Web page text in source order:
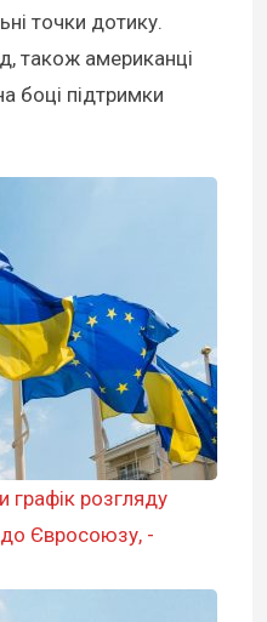
точки дотику.
також американці
боці підтримки
розгляду
до Євросоюзу, -